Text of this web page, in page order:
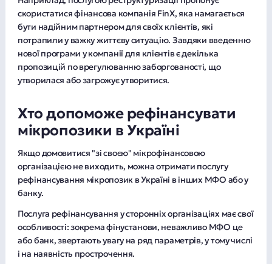
скористатися фінансова компанія FinX, яка намагається
бути надійним партнером для своїх клієнтів, які
потрапили у важку життєву ситуацію. Завдяки введенню
нової програми у компанії для клієнтів є декілька
пропозицій по врегулюванню заборгованості, що
утворилася або загрожує утворитися.
Хто допоможе рефінансувати
мікропозики в Україні
Якщо домовитися "зі своєю" мікрофінансовою
організацією не виходить, можна отримати послугу
рефінансування мікропозик в Україні в інших МФО або у
банку.
Послуга рефінансування у сторонніх організаціях має свої
особливості: зокрема фінустанови, неважливо МФО це
або банк, звертають увагу на ряд параметрів, у тому числі
і на наявність прострочення.